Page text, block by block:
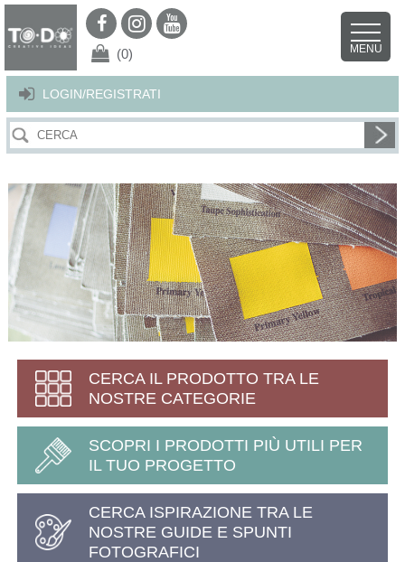
Per offrirti il miglior servizio possibile questo sito utilizza i cookies.
Continuando la navigazione nel sito autorizzi l’uso dei cookies. Per ulteriori
LOGIN/REGISTRATI
(0) MENU
CERCA IL PRODOTTO TRA LE
NOSTRE CATEGORIE
SCOPRI I PRODOTTI PIÙ UTILI PER
IL TUO PROGETTO
CERCA ISPIRAZIONE TRA LE
NOSTRE GUIDE E SPUNTI
FOTOGRAFICI